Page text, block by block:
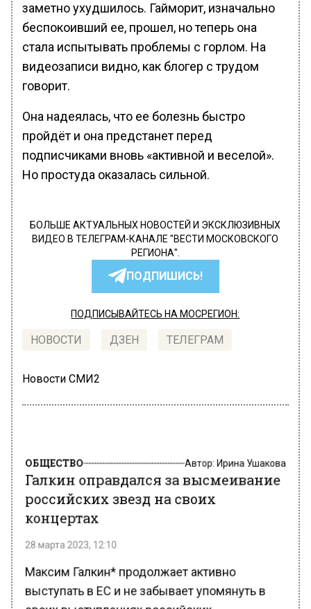
заметно ухудшилось. Гайморит, изначально
беспокоивший ее, прошел, но теперь она
стала испытывать проблемы с горлом. На
видеозаписи видно, как блогер с трудом
говорит.
Она надеялась, что ее болезнь быстро
пройдёт и она предстанет перед
подписчиками вновь «активной и веселой».
Но простуда оказалась сильной.
БОЛЬШЕ АКТУАЛЬНЫХ НОВОСТЕЙ И ЭКСКЛЮЗИВНЫХ
ВИДЕО В ТЕЛЕГРАМ-КАНАЛЕ "ВЕСТИ МОСКОВСКОГО
РЕГИОНА".
ПОДПИШИСЬ!
ПОДПИСЫВАЙТЕСЬ НА МОСРЕГИОН:
НОВОСТИ ДЗЕН ТЕЛЕГРАМ
Новости СМИ2
Галкин оправдался за высмеивание
российских звезд на своих
концертах
выступать в ЕС и не забывает упомянуть в
своих выступлениях российских